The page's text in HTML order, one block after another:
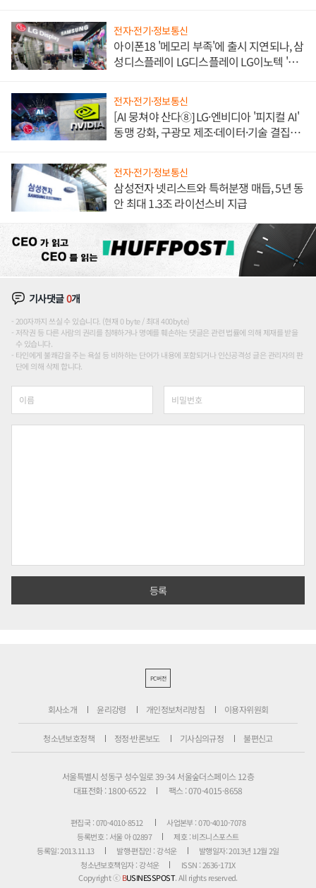
전자·전기·정보통신
아이폰18 '메모리 부족'에 출시 지연되나, 삼
성디스플레이 LG디스플레이 LG이노텍 '탈
전자·전기·정보통신
[AI 뭉쳐야 산다⑧] LG·엔비디아 '피지컬 AI'
동맹 강화, 구광모 제조·데이터·기술 결집
전자·전기·정보통신
삼성전자 넷리스트와 특허분쟁 매듭, 5년 동
안 최대 1.3조 라이선스비 지급
기사댓글0개
200자까지 쓰실 수 있습니다. (현재 0 byte / 최대 400byte)
저작권 등 다른 사람의 권리를 침해하거나 명예를 훼손하는 댓글은 관련 법률에 의해 제재를 받을
수 있습니다.
타인에게 불쾌감을 주는 욕설 등 비하하는 단어가 내용에 포함되거나 인신공격성 글은 관리자의 판
단에 의해 삭제 합니다.
PC버전
회사소개 윤리강령 개인정보처리방침 이용자위원회
청소년보호정책 정정·반론보도 기사심의규정 불편신고
서울특별시 성동구 성수일로 39-34 서울숲더스페이스 12층
대표전화 : 1800-6522
팩스 : 070-4015-8658
편집국 : 070-4010-8512
사업본부 : 070-4010-7078
등록번호 : 서울 아 02897
제호 : 비즈니스포스트
등록일: 2013.11.13
발행·편집인 : 강석운
발행일자: 2013년 12월 2일
청소년보호책임자 : 강석운
ISSN : 2636-171X
Copyright ⓒBUSINESSPOST. All rights reserved.